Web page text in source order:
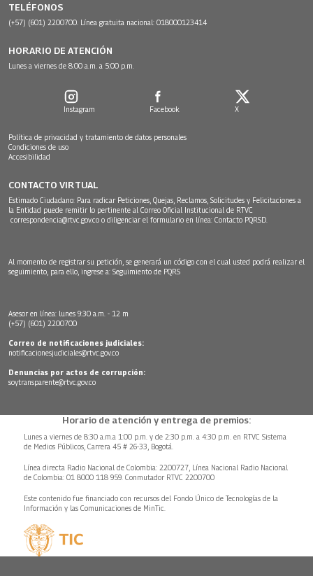
TELÉFONOS
(+57) (601) 2200700. Línea gratuita nacional: 018000123414
HORARIO DE ATENCIÓN
Lunes a viernes de 8:00 a.m. a 5:00 p.m.
Instagram Facebook X
Política de privacidad y tratamiento de datos personales
Condiciones de uso
Accesibilidad
CONTACTO VIRTUAL
Estimado Ciudadano: Para radicar Peticiones, Quejas, Reclamos, Solicitudes y Felicitaciones a
la Entidad puede remitir lo pertinente al Correo Oficial Institucional de RTVC
correspondencia@rtvc.gov.co o diligenciar el formulario en línea: Contacto PQRSD.
Al momento de registrar su petición, se generará un código con el cual usted podrá realizar el
seguimiento, para ello, ingrese a: Seguimiento de PQRS
Asesor en línea: lunes 9:30 a.m. - 12 m
(+57) (601) 2200700
Correo de notificaciones judiciales:
notificacionesjudiciales@rtvc.gov.co
Denuncias por actos de corrupción:
soytransparente@rtvc.gov.co
Horario de atención y entrega de premios:
Lunes a viernes de 8:30 a.m.a 1:00 p.m. y de 2:30 p.m. a 4:30 p.m. en RTVC Sistema
de Medios Públicos, Carrera 45 # 26-33, Bogotá.
Línea directa Radio Nacional de Colombia: 2200727, Línea Nacional Radio Nacional
de Colombia: 01 8000 118 959. Conmutador RTVC 2200700
Este contenido fue financiado con recursos del Fondo Único de Tecnologías de la
Información y las Comunicaciones de MinTic.